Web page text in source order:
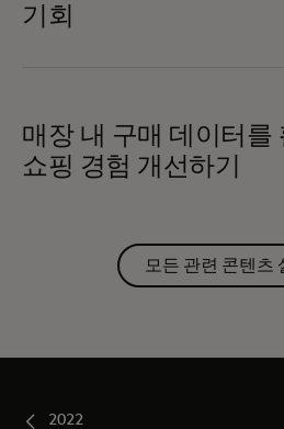
기회
매장 내 구매 데이터를
쇼핑 경험 개선하기
모든 관련 콘텐츠
2022